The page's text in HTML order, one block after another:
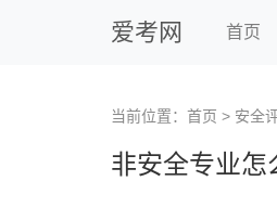
爱考网 首页
当前位置： 首页 > 安全
非安全专业怎